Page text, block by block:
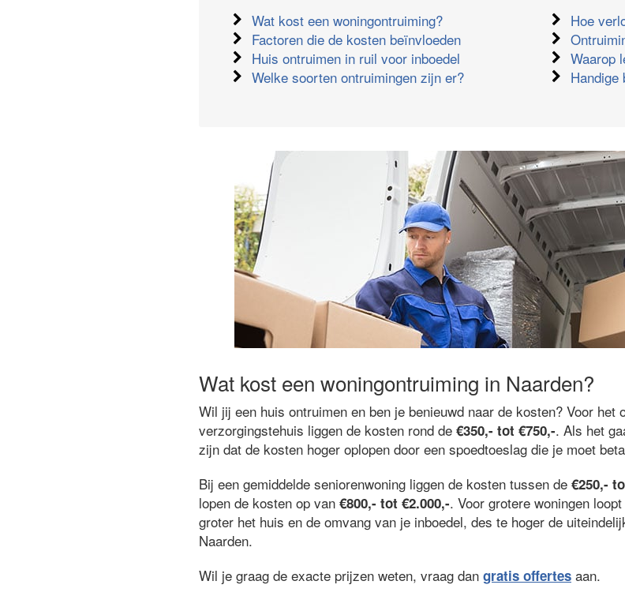
Wat kost een woningontruiming?
Factoren die de kosten beïnvloeden
Huis ontruimen in ruil voor inboedel
Welke soorten ontruimingen zijn er?
Hoe
Waarop
Handige
Wat kost een woningontruiming in Naarden?
Wil jij een huis ontruimen en ben je benieuwd naar de kosten? Voor het
verzorgingstehuis liggen de kosten rond de €350,- tot €750,-. Als het
zijn dat de kosten hoger oplopen door een spoedtoeslag die je moet
Bij een gemiddelde seniorenwoning liggen de kosten tussen de €250,-
lopen de kosten op van €800,- tot €2.000,-. Voor grotere woningen
groter het huis en de omvang van je inboedel, des te hoger de
Naarden.
Wil je graag de exacte prijzen weten, vraag dan gratis offertes aan.